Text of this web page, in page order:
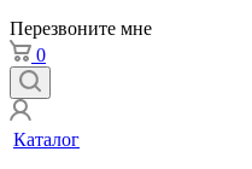
Перезвоните мне
0
Каталог